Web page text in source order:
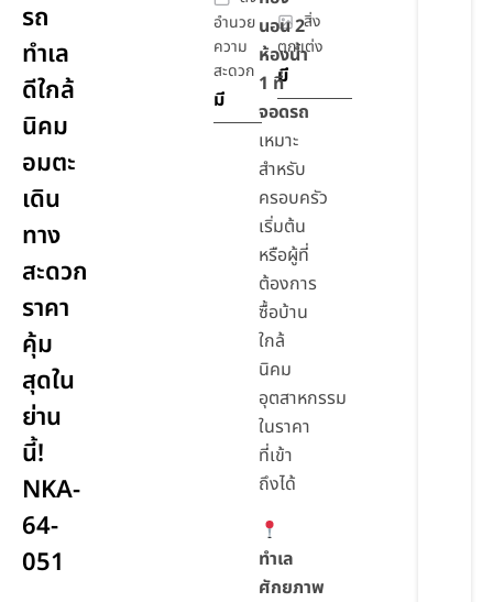
รถ
ทำเล
ดีใกล้
นิคม
อมตะ
เดิน
ทาง
สะดวก
ราคา
คุ้ม
สุดใน
ย่าน
นี้!
NKA-
64-
051
อำนวย
ความ
สะดวก
มี
สิ่ง
ตกแต่ง
มี
นอน 2
ห้องน้ำ
1 ที่
จอดรถ
เหมาะ
สำหรับ
ครอบครัว
เริ่มต้น
หรือผู้ที่
ต้องการ
ซื้อบ้าน
ใกล้
นิคม
อุตสาหกรรม
ในราคา
ที่เข้า
ถึงได้
ทำเล
ศักยภาพ